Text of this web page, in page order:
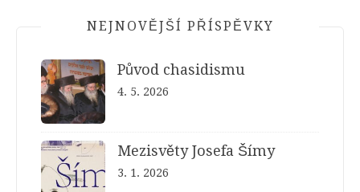
NEJNOVĚJŠÍ PŘÍSPĚVKY
Původ chasidismu
4. 5. 2026
Mezisvěty Josefa Šímy
3. 1. 2026